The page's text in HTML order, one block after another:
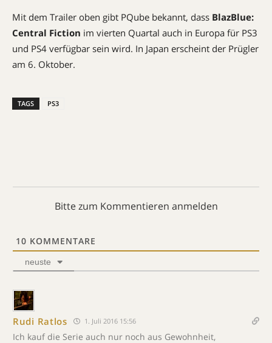
Mit dem Trailer oben gibt PQube bekannt, dass BlazBlue:
Central Fiction im vierten Quartal auch in Europa für PS3
und PS4 verfügbar sein wird. In Japan erscheint der Prügler
am 6. Oktober.
TAGS PS3
Bitte zum Kommentieren anmelden
10 KOMMENTARE
neuste
Rudi Ratlos 1. Juli 2016 15:56
Ich kauf die Serie auch nur noch aus Gewohnheit,